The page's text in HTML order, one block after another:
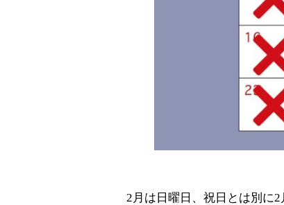
2月は日曜日、祝日とは別に2